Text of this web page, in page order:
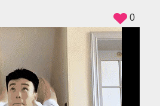
0